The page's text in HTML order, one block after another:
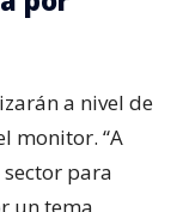
a nivel de
monitor. “A
sector para